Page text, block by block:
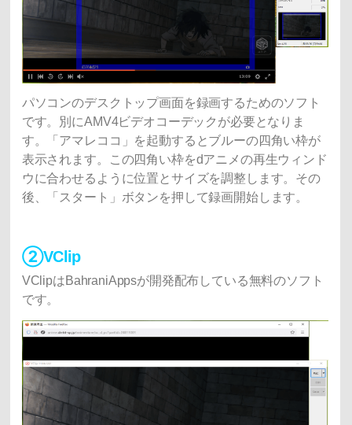
パソコンのデスクトップ画面を録画するためのソフト
です。別にAMV4ビデオコーデックが必要となりま
す。「アマレココ」を起動するとブルーの四角い枠が
表示されます。この四角い枠をdアニメの再生ウィンド
ウに合わせるように位置とサイズを調整します。その
後、「スタート」ボタンを押して録画開始します。
②VClip
VClipはBahraniAppsが開発配布している無料のソフト
です。